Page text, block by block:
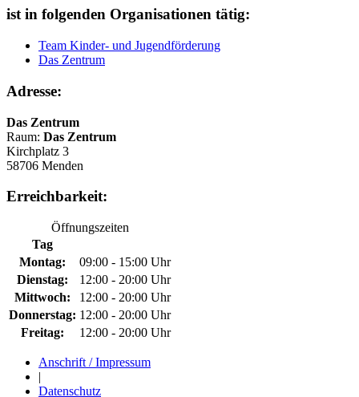
ist in folgenden Organisationen tätig:
Team Kinder- und Jugendförderung
Das Zentrum
Adresse:
Das Zentrum
Raum: Das Zentrum
Kirchplatz 3
58706 Menden
Erreichbarkeit:
Öffnungszeiten
Tag
Montag:
09:00 - 15:00 Uhr
Dienstag:
12:00 - 20:00 Uhr
Mittwoch:
12:00 - 20:00 Uhr
Donnerstag: 12:00 - 20:00 Uhr
Freitag:
12:00 - 20:00 Uhr
Anschrift / Impressum
|
Datenschutz